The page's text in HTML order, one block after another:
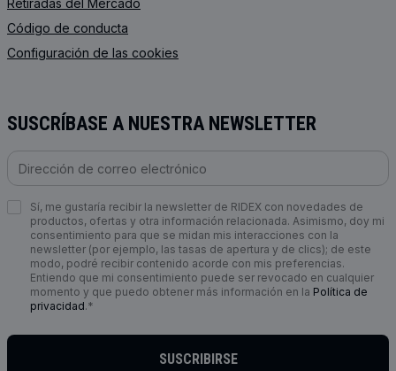
Retiradas del Mercado
Código de conducta
Configuración de las cookies
SUSCRÍBASE A NUESTRA NEWSLETTER
Sí, me gustaría recibir la newsletter de RIDEX con novedades de
productos, ofertas y otra información relacionada. Asimismo, doy mi
consentimiento para que se midan mis interacciones con la
newsletter (por ejemplo, las tasas de apertura y de clics); de este
modo, podré recibir contenido acorde con mis preferencias.
Entiendo que mi consentimiento puede ser revocado en cualquier
momento y que puedo obtener más información en la Política de
privacidad.*
SUSCRIBIRSE